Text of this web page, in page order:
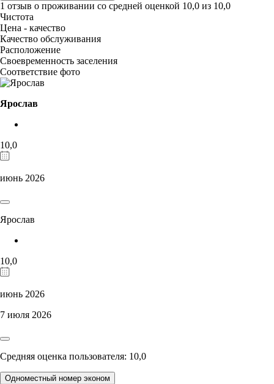
1 отзыв о проживании со средней оценкой 10,0 из 10,0
Чистота
Цена - качество
Качество обслуживания
Расположение
Своевременность заселения
Соответствие фото
Ярослав
10,0
июнь 2026
Ярослав
10,0
июнь 2026
7 июля 2026
Средняя оценка пользователя: 10,0
Одноместный номер эконом